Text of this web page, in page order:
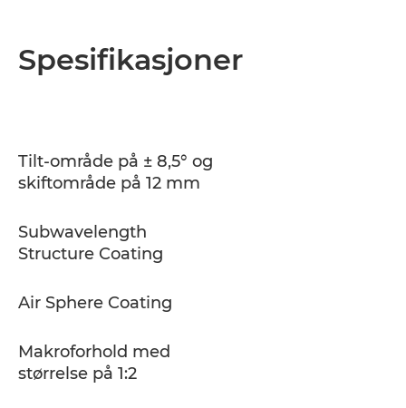
Spesifikasjoner
Tilt-område på ± 8,5° og
skiftområde på 12 mm
Subwavelength
Structure Coating
Air Sphere Coating
Makroforhold med
størrelse på 1:2